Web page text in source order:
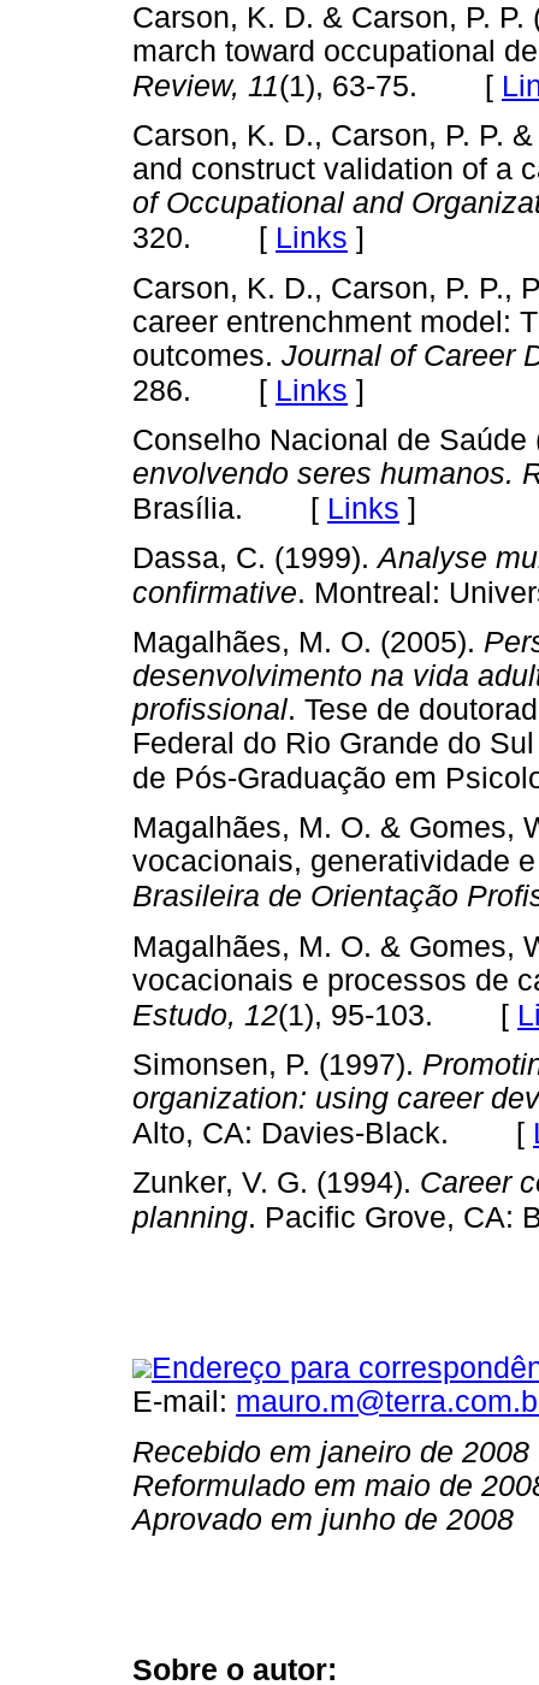
Carson, K. D. & Carson, P.
march toward occupational
Review, 11(1), 63-75. [
Carson, K. D., Carson, P. P.
and construct validation of a
of Occupational and
320. [ Links ]
Carson, K. D., Carson, P. P.,
career entrenchment model:
outcomes. Journal of Career
286. [ Links ]
Conselho Nacional de
envolvendo seres humanos.
Brasília. [ Links ]
Dassa, C. (1999).Analyse
confirmative. Montreal:
Magalhães, M. O. (2005).
desenvolvimento na vida
profissional. Tese de
Federal do Rio Grande do
de Pós-Graduação em
Magalhães, M. O. & Gomes,
vocacionais, generatividade
Brasileira de Orientação
Magalhães, M. O. & Gomes,
vocacionais e processos de
Estudo, 12(1), 95-103. [
Simonsen, P. (1997).
organization: using career
Alto, CA: Davies-Black. [
Zunker, V. G. (1994). Career
planning. Pacific Grove, CA:
Endereço para
E-mail:
Recebido em janeiro de 2008
Reformulado em maio de
Aprovado em junho de 2008
Sobre o autor: